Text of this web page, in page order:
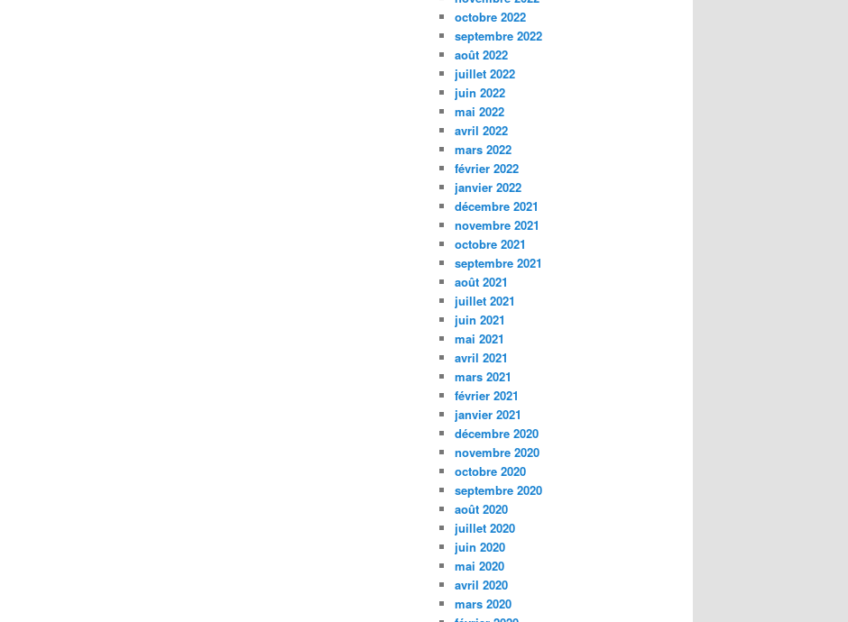
octobre 2022
septembre 2022
août 2022
juillet 2022
juin 2022
mai 2022
avril 2022
mars 2022
février 2022
janvier 2022
décembre 2021
novembre 2021
octobre 2021
septembre 2021
août 2021
juillet 2021
juin 2021
mai 2021
avril 2021
mars 2021
février 2021
janvier 2021
décembre 2020
novembre 2020
octobre 2020
septembre 2020
août 2020
juillet 2020
juin 2020
mai 2020
avril 2020
mars 2020